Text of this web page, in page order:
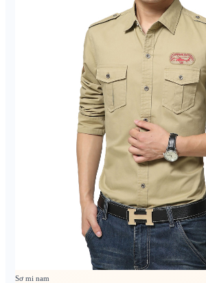
Sơ mi nam